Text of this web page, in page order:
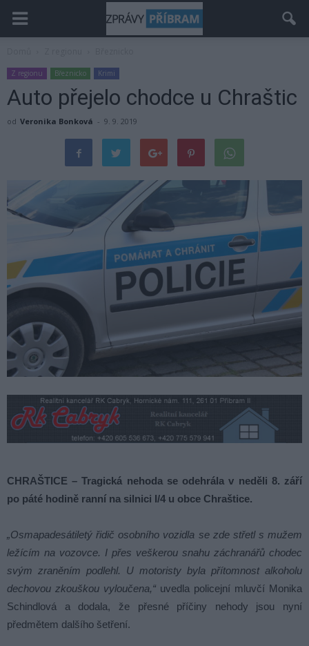
Z regionu Březnicko Krimi
Auto přejelo chodce u Chraštic
od Veronika Bonková - 9. 9. 2019
CHRAŠTICE – Tragická nehoda se odehrála v neděli 8. září
po páté hodině ranní na silnici I/4 u obce Chraštice.
„Osmapadesátiletý řidič osobního vozidla se zde střetl s mužem
ležícím na vozovce. I přes veškerou snahu záchranářů chodec
svým zraněním podlehl. U motoristy byla přítomnost alkoholu
dechovou zkouškou vyloučena,“ uvedla policejní mluvčí Monika
Schindlová a dodala, že přesné příčiny nehody jsou nyní
předmětem dalšího šetření.